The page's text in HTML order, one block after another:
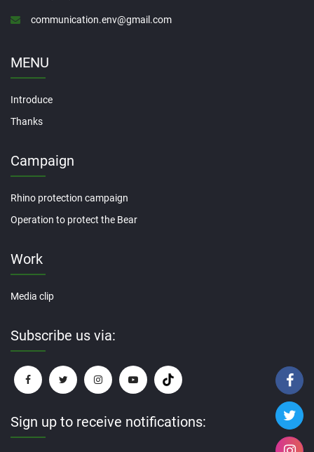
communication.env@gmail.com
MENU
Introduce
Thanks
Campaign
Rhino protection campaign
Operation to protect the Bear
Work
Media clip
Subscribe us via:
Sign up to receive notifications: